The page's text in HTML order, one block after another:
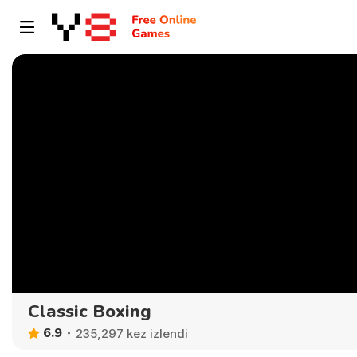
Classic Boxing
6.9 235,297 kez izlendi